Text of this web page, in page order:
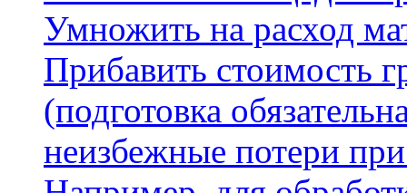
Умножить на расход
Прибавить стоимость
(подготовка
неизбежные потери